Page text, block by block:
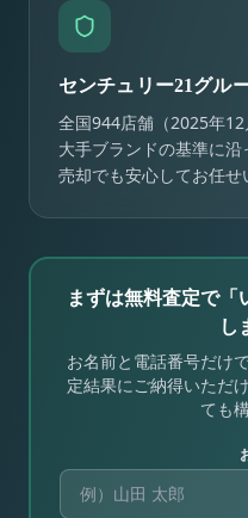
センチュリー21グル
全国944店舗（2025年12
大手ブランドの基準に
売却でも安心してお任せ
まずは無料査定で
し
お名前と電話番号だけ
定結果にご納得いただ
ても